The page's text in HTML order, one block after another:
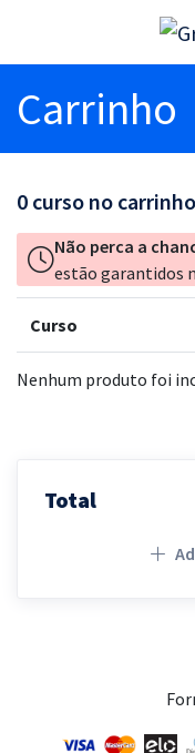
Carrinho
0 curso no carrinho
Não perca a
estão garantidos
Curso
Nenhum produto foi
Total